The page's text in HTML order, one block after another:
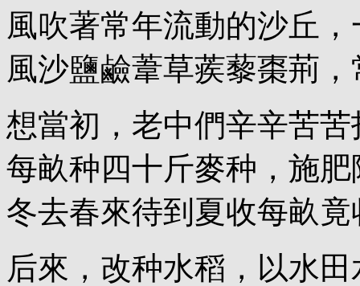
風吹著常年流動的沙丘
風沙鹽鹼葦草蒺藜棗荊
想當初，老中們辛辛苦
每畝种四十斤麥种，施
冬去春來待到夏收每畝
后來，改种水稻，以水